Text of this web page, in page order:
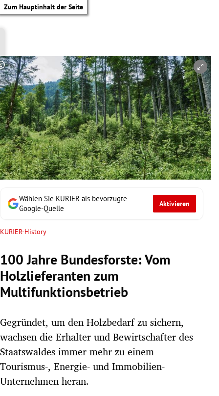
Zum Hauptinhalt der Seite
Untermenü
Untermenü
Untermenü
Untermenü
Untermenü
Untermenü
Untermenü
Wählen Sie KURIER als bevorzugte
Google-Quelle
Aktivieren
KURIER-History
100 Jahre Bundesforste: Vom
Holzlieferanten zum
Multifunktionsbetrieb
Gegründet, um den Holzbedarf zu sichern,
wachsen die Erhalter und Bewirtschafter des
Staatswaldes immer mehr zu einem
Tourismus-, Energie- und Immobilien-
Unternehmen heran.
Copyright-Hinweis öffnen/schließen